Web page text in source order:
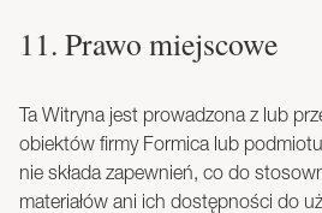
11. Prawo miejscowe
Ta Witryna jest prowadzona z lub
obiektów firmy Formica lub
nie składa zapewnień, co do
materiałów ani ich dostępności do